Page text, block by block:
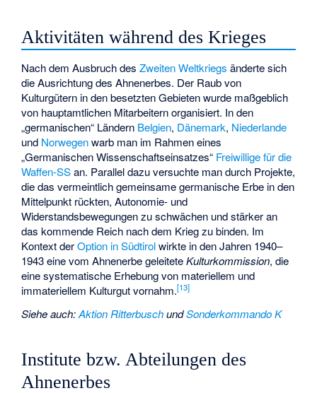
Aktivitäten während des Krieges
Nach dem Ausbruch desZweiten Weltkriegs änderte sich
die Ausrichtung des Ahnenerbes. Der Raub von
Kulturgütern in den besetzten Gebieten wurde maßgeblich
von hauptamtlichen Mitarbeitern organisiert. In den
„germanischen“ Ländern Belgien, Dänemark, Niederlande
und Norwegenwarb man im Rahmen eines
„Germanischen Wissenschaftseinsatzes“ Freiwillige für die
Waffen-SSan. Parallel dazu versuchte man durch Projekte,
die das vermeintlich gemeinsame germanische Erbe in den
Mittelpunkt rückten, Autonomie- und
Widerstandsbewegungen zu schwächen und stärker an
das kommende Reich nach dem Krieg zu binden. Im
Kontext derOption in Südtirolwirkte in den Jahren 1940–
1943 eine vom Ahnenerbe geleiteteKulturkommission, die
eine systematische Erhebung von materiellem und
immateriellem Kulturgut vornahm.[13]
Siehe auch:Aktion RitterbuschundSonderkommando K
Institute bzw. Abteilungen des
Ahnenerbes